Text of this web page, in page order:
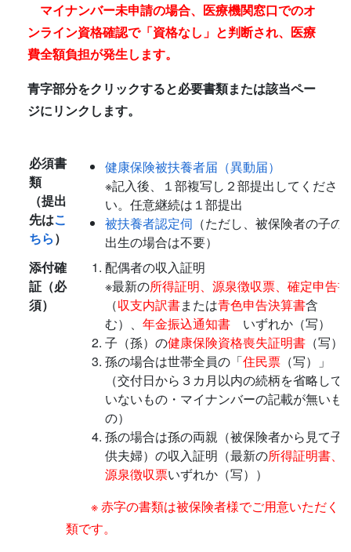
マイナンバー未申請の場合、医療機関窓口でのオ
ンライン資格確認で「資格なし」と判断され、医療
費全額負担が発生します。
青字部分をクリックすると必要書類または該当ペー
ジにリンクします。
必須書
類
（提出
先はこ
ちら）
健康保険被扶養者届（異動届）
※記入後、１部複写し２部提出してくださ
い。任意継続は１部提出
被扶養者認定伺 （ただし、被保険者の子の
出生の場合は不要）
添付確
証（必
須）
配偶者の収入証明
※最新の所得証明、源泉徴収票、確定申告書
（収支内訳書または青色申告決算書含
む）、 年金振込通知書 いずれか（写）
子（孫）の健康保険資格喪失証明書 （写）
孫の場合は世帯全員の「住民票 （写）」
（交付日から３カ月以内の続柄を省略して
いないもの・マイナンバーの記載が無いも
の）
孫の場合は孫の両親（被保険者から見て子
供夫婦）の収入証明（最新の所得証明書、
源泉徴収票いずれか（写））
※ 赤字の書類は被保険者様でご用意いただく書
類です。